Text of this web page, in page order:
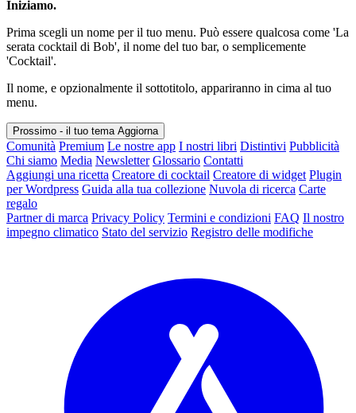
Iniziamo.
Prima scegli un nome per il tuo menu. Può essere qualcosa come 'La
serata cocktail di Bob', il nome del tuo bar, o semplicemente
'Cocktail'.
Il nome, e opzionalmente il sottotitolo, appariranno in cima al tuo
menu.
Prossimo - il tuo tema Aggiorna
Comunità Premium Le nostre app I nostri libri Distintivi Pubblicità
Chi siamo Media Newsletter Glossario Contatti
Aggiungi una ricetta Creatore di cocktail Creatore di widget Plugin
per Wordpress Guida alla tua collezione Nuvola di ricerca Carte
regalo
Partner di marca Privacy Policy Termini e condizioni FAQ Il nostro
impegno climatico Stato del servizio Registro delle modifiche